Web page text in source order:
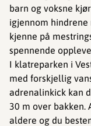
barn og voksne
igjennom
kjenne på
spennende
I klatreparken i
med forskjellig
adrenalinkick kan
30 m over bakken.
aldere og du